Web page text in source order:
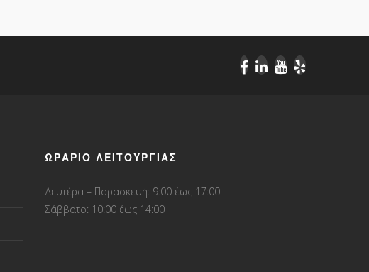
ΩΡΆΡΙΟ ΛΕΙΤΟΥΡΓΊΑΣ
Δευτέρα – Παρασκευή: 9:00 έως 17:00
Σάββατο: 10:00 έως 14:00